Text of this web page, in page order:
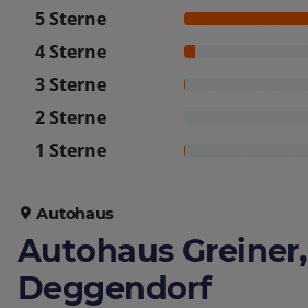
5 Sterne
4 Sterne
3 Sterne
2 Sterne
1 Sterne
Autohaus
Autohaus Greiner,
Deggendorf